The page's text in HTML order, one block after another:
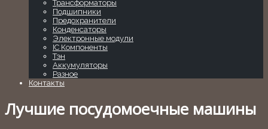
Трансформаторы
Подшипники
Предохранители
Конденсаторы
Электронные модули
IC Компоненты
Тэн
Аккумуляторы
Разное
Контакты
Лучшие посудомоечные машины